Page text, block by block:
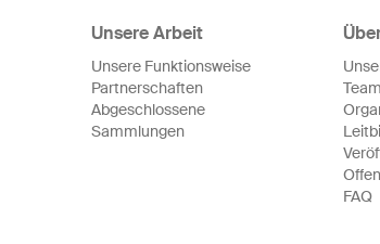
Unsere Arbeit
Unsere Funktionsweise
Partnerschaften
Abgeschlossene
Sammlungen
FAQ